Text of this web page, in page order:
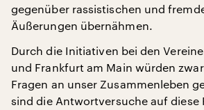
gegenüber rassistischen und
Äußerungen übernähmen.
Durch die Initiativen bei den
und Frankfurt am Main würden
Fragen an unser Zusammenleben
sind die Antwortversuche auf diese